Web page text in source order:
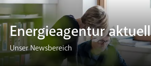
Energieagentur aktuell
Unser Newsbereich